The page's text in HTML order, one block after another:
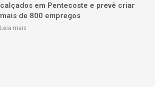
calçados em Pentecoste e prevê criar
mais de 800 empregos
Leia mais